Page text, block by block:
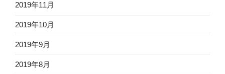
2019年11月
2019年10月
2019年9月
2019年8月